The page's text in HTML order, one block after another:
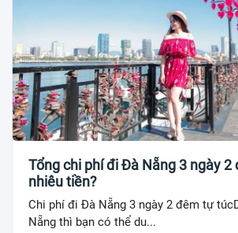
Tổng chi phí đi Đà Nẵng 3 ngày 2
nhiêu tiền?
Chi phí đi Đà Nẵng 3 ngày 2 đêm tự
Nẵng thì bạn có thể du...